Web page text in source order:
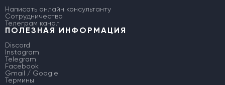
Написать онлайн консультанту
Сотрудничество
Телеграм канал
ПОЛЕЗНАЯ ИНФОРМАЦИЯ
Discord
Instagram
Telegram
Facebook
Gmail / Google
Термины